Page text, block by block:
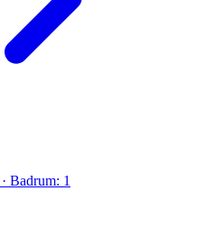
Badrum: 1